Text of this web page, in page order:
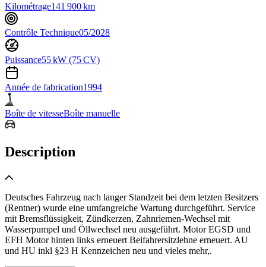
Kilométrage141 900 km
Contrôle Technique05/2028
Puissance55 kW (75 CV)
Année de fabrication1994
Boîte de vitesseBoîte manuelle
Description
Deutsches Fahrzeug nach langer Standzeit bei dem letzten Besitzers
(Rentner) wurde eine umfangreiche Wartung durchgeführt. Service
mit Bremsflüssigkeit, Zündkerzen, Zahnriemen-Wechsel mit
Wasserpumpel und Öllwechsel neu ausgeführt. Motor EGSD und
EFH Motor hinten links erneuert Beifahrersitzlehne erneuert. AU
und HU inkl §23 H Kennzeichen neu und vieles mehr,.